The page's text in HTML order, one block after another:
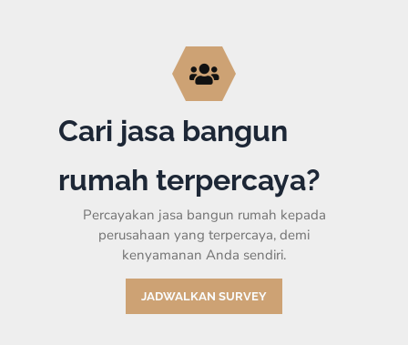
Cari jasa bangun
rumah terpercaya?
Percayakan jasa bangun rumah kepada
perusahaan yang terpercaya, demi
kenyamanan Anda sendiri.
JADWALKAN SURVEY